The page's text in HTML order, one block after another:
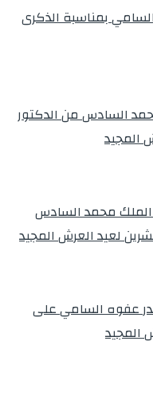
بمناسبة الذكرى
السادس من الدكتور
المجيد
الملك محمد السادس
لعيد العرش المجيد
عفوه السامي على